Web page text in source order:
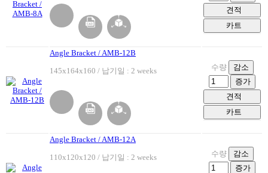
견적
카트
Angle Bracket / AMB-12B
145x164x160 / 납기일 : 2 weeks
수량
감소
증가
견적
카트
Angle Bracket / AMB-12A
110x120x120 / 납기일 : 2 weeks
수량
감소
증가